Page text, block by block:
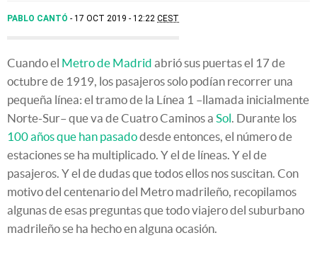
PABLO CANTÓ 17 OCT 2019 - 12:22 CEST
Cuando el Metro de Madrid abrió sus puertas el 17 de
octubre de 1919, los pasajeros solo podían recorrer una
pequeña línea: el tramo de la Línea 1 –llamada inicialmente
Norte-Sur– que va de Cuatro Caminos a Sol. Durante los
100 años que han pasadodesde entonces, el número de
estaciones se ha multiplicado. Y el de líneas. Y el de
pasajeros. Y el de dudas que todos ellos nos suscitan. Con
motivo del centenario del Metro madrileño, recopilamos
algunas de esas preguntas que todo viajero del suburbano
madrileño se ha hecho en alguna ocasión.